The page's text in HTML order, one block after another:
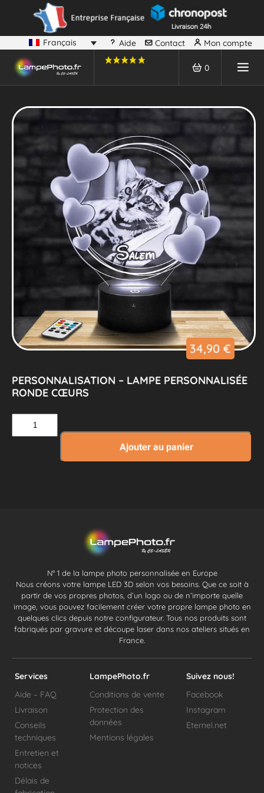
Français Aide Contact Mon compte
0
34,90 €
PERSONNALISATION – LAMPE PERSONNALISÉE
RONDE CŒURS
Ajouter au panier
N° 1 de la lampe photo personnalisée en Europe
Nous créons votre lampe LED 3D selon vos besoins. Que ce soit à
partir de vos propres photos, d’un logo ou de n’importe quelle
image, vous pouvez facilement créer votre propre lampe photo en
quelques clics depuis notre configurateur. Tous nos produits sont
fabriqués par gravure et découpe laser dans nos ateliers situés en
France.
Services
Aide – FAQ
Livraison
Conseils
techniques
Entretien et
notices
Délais de
LampePhoto.fr
Conditions de vente
Protection des
données
Mentions légales
Suivez nous!
Facebook
Instagram
Eternel.net